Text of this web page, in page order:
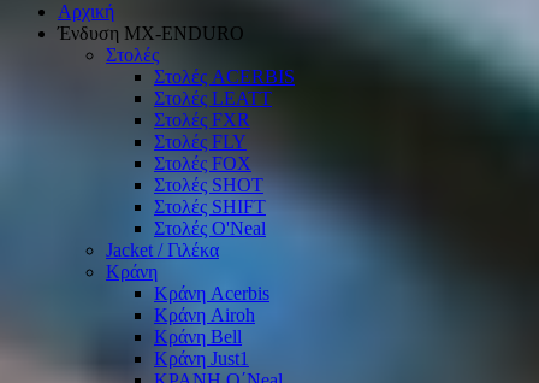
Αρχική
Ένδυση ΜΧ-ΕΝDURO
Στολές
Στολές ACERBIS
Στολές LEATT
Στολές FXR
Στολές FLY
Στολές FOX
Στολές SHOT
Στολές SHIFT
Στολές O'Neal
Jacket / Γιλέκα
Κράνη
Κράνη Acerbis
Κράνη Airoh
Κράνη Bell
Κράνη Just1